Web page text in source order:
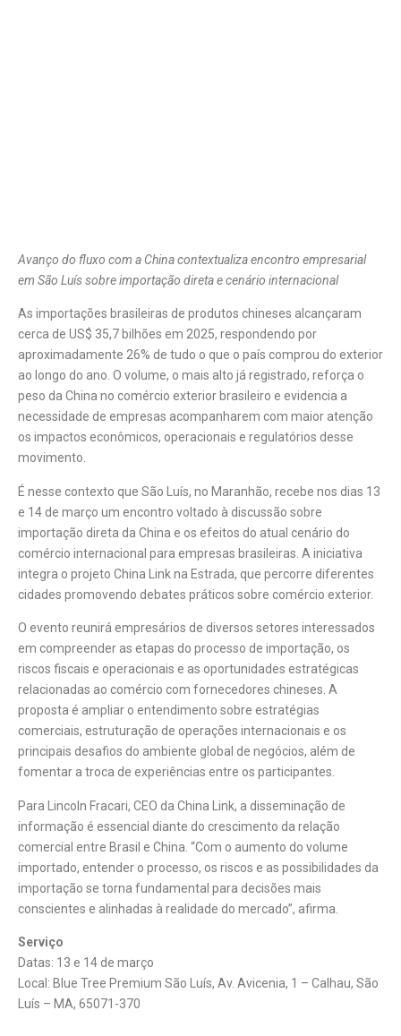
Avanço do fluxo com a China contextualiza encontro empresarial
em São Luís sobre importação direta e cenário internacional
As importações brasileiras de produtos chineses alcançaram
cerca de US$ 35,7 bilhões em 2025, respondendo por
aproximadamente 26% de tudo o que o país comprou do exterior
ao longo do ano. O volume, o mais alto já registrado, reforça o
peso da China no comércio exterior brasileiro e evidencia a
necessidade de empresas acompanharem com maior atenção
os impactos econômicos, operacionais e regulatórios desse
movimento.
É nesse contexto que São Luís, no Maranhão, recebe nos dias 13
e 14 de março um encontro voltado à discussão sobre
importação direta da China e os efeitos do atual cenário do
comércio internacional para empresas brasileiras. A iniciativa
integra o projeto China Link na Estrada, que percorre diferentes
cidades promovendo debates práticos sobre comércio exterior.
O evento reunirá empresários de diversos setores interessados
em compreender as etapas do processo de importação, os
riscos fiscais e operacionais e as oportunidades estratégicas
relacionadas ao comércio com fornecedores chineses. A
proposta é ampliar o entendimento sobre estratégias
comerciais, estruturação de operações internacionais e os
principais desafios do ambiente global de negócios, além de
fomentar a troca de experiências entre os participantes.
Para Lincoln Fracari, CEO da China Link, a disseminação de
informação é essencial diante do crescimento da relação
comercial entre Brasil e China. “Com o aumento do volume
importado, entender o processo, os riscos e as possibilidades da
importação se torna fundamental para decisões mais
conscientes e alinhadas à realidade do mercado”, afirma.
Serviço
Datas: 13 e 14 de março
Local: Blue Tree Premium São Luís, Av. Avicenia, 1 – Calhau, São
Luís – MA, 65071-370